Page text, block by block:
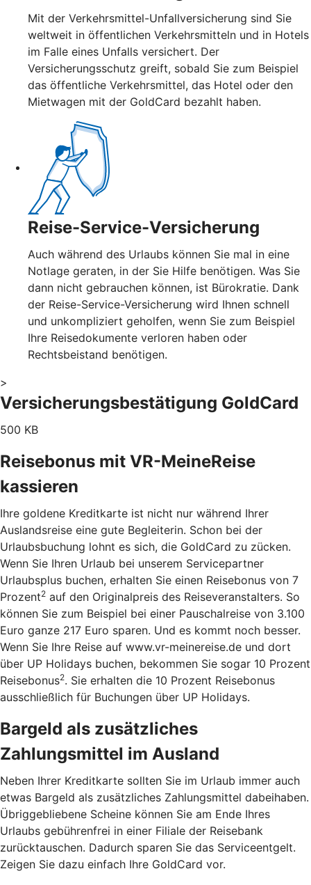
Mit der Verkehrsmittel-Unfallversicherung sind Sie
weltweit in öffentlichen Verkehrsmitteln und in Hotels
im Falle eines Unfalls versichert. Der
Versicherungsschutz greift, sobald Sie zum Beispiel
das öffentliche Verkehrsmittel, das Hotel oder den
Mietwagen mit der GoldCard bezahlt haben.
Reise-Service-Versicherung
Auch während des Urlaubs können Sie mal in eine
Notlage geraten, in der Sie Hilfe benötigen. Was Sie
dann nicht gebrauchen können, ist Bürokratie. Dank
der Reise-Service-Versicherung wird Ihnen schnell
und unkompliziert geholfen, wenn Sie zum Beispiel
Ihre Reisedokumente verloren haben oder
Rechtsbeistand benötigen.
>
Versicherungsbestätigung GoldCard
500 KB
Reisebonus mit VR-MeineReise
kassieren
Ihre goldene Kreditkarte ist nicht nur während Ihrer
Auslandsreise eine gute Begleiterin. Schon bei der
Urlaubsbuchung lohnt es sich, die GoldCard zu zücken.
Wenn Sie Ihren Urlaub bei unserem Servicepartner
Urlaubsplus buchen, erhalten Sie einen Reisebonus von 7
Prozent2 auf den Originalpreis des Reiseveranstalters. So
können Sie zum Beispiel bei einer Pauschalreise von 3.100
Euro ganze 217 Euro sparen. Und es kommt noch besser.
Wenn Sie Ihre Reise auf www.vr-meinereise.de und dort
über UP Holidays buchen, bekommen Sie sogar 10 Prozent
Reisebonus2. Sie erhalten die 10 Prozent Reisebonus
ausschließlich für Buchungen über UP Holidays.
Bargeld als zusätzliches
Zahlungsmittel im Ausland
Neben Ihrer Kreditkarte sollten Sie im Urlaub immer auch
etwas Bargeld als zusätzliches Zahlungsmittel dabeihaben.
Übriggebliebene Scheine können Sie am Ende Ihres
Urlaubs gebührenfrei in einer Filiale der Reisebank
zurücktauschen. Dadurch sparen Sie das Serviceentgelt.
Zeigen Sie dazu einfach Ihre GoldCard vor.